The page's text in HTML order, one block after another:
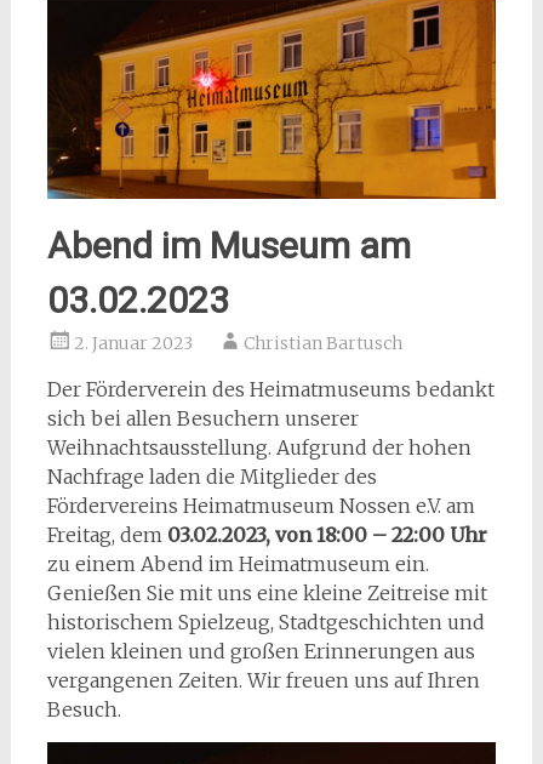
Abend im Museum am
03.02.2023
2. Januar 2023 Christian Bartusch
Der Förderverein des Heimatmuseums bedankt
sich bei allen Besuchern unserer
Weihnachtsausstellung. Aufgrund der hohen
Nachfrage laden die Mitglieder des
Fördervereins Heimatmuseum Nossen e.V. am
Freitag, dem 03.02.2023, von 18:00 – 22:00 Uhr
zu einem Abend im Heimatmuseum ein.
Genießen Sie mit uns eine kleine Zeitreise mit
historischem Spielzeug, Stadtgeschichten und
vielen kleinen und großen Erinnerungen aus
vergangenen Zeiten. Wir freuen uns auf Ihren
Besuch.